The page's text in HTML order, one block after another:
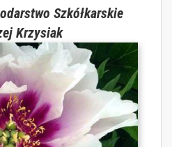
Szkółkarskie
Krzysiak